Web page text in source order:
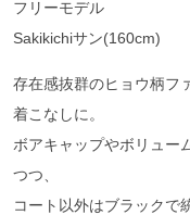
フリーモデル
Sakikichiサン(160cm)
存在感抜群のヒョウ柄フ
着こなしに。
ボアキャップやボリュー
つつ、
コート以外はブラックで